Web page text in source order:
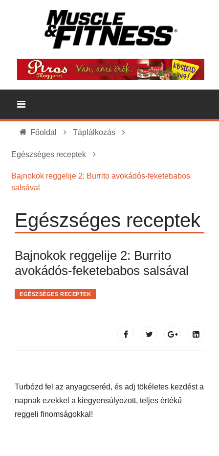
Főoldal Táplálkozás
Egészséges receptek
Bajnokok reggelije 2: Burrito avokádós-feketebabos
salsával
Egészséges receptek
Bajnokok reggelije 2: Burrito
avokádós-feketebabos salsával
EGÉSZSÉGES RECEPTEK
Turbózd fel az anyagcseréd, és adj tökéletes kezdést a
napnak ezekkel a kiegyensúlyozott, teljes értékű
reggeli finomságokkal!